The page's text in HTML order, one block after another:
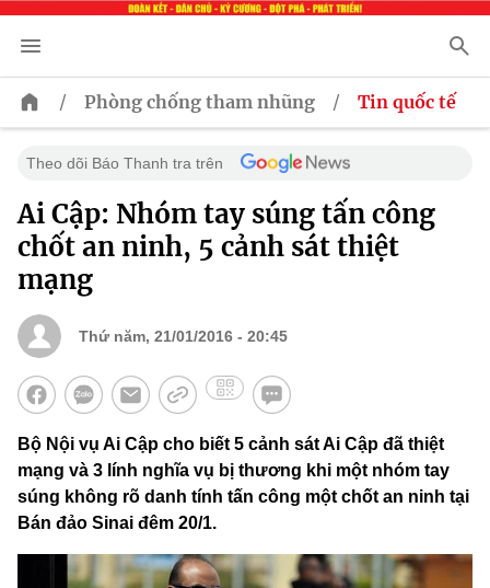
/ Phòng chống tham nhũng / Tin quốc tế
Theo dõi Báo Thanh tra trên
Ai Cập: Nhóm tay súng tấn công
chốt an ninh, 5 cảnh sát thiệt
mạng
Thứ năm, 21/01/2016 - 20:45
Bộ Nội vụ Ai Cập cho biết 5 cảnh sát Ai Cập đã thiệt
mạng và 3 lính nghĩa vụ bị thương khi một nhóm tay
súng không rõ danh tính tấn công một chốt an ninh tại
Bán đảo Sinai đêm 20/1.